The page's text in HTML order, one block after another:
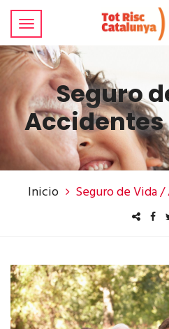
Seguro
Accidentes
Inicio Seguro de Vida